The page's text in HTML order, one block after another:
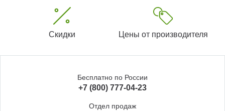
Скидки Цены от производителя
Бесплатно по России
+7 (800) 777-04-23
Отдел продаж